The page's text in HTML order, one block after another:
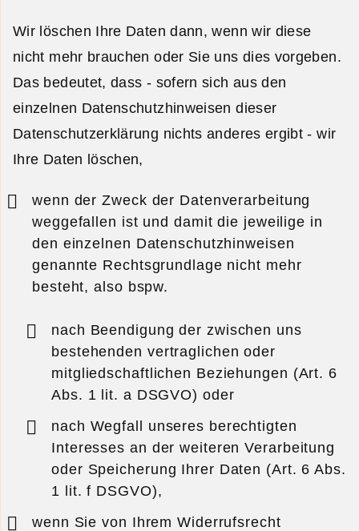
Wir löschen Ihre Daten dann, wenn wir diese
nicht mehr brauchen oder Sie uns dies vorgeben.
Das bedeutet, dass - sofern sich aus den
einzelnen Datenschutzhinweisen dieser
Datenschutzerklärung nichts anderes ergibt - wir
Ihre Daten löschen,
wenn der Zweck der Datenverarbeitung
weggefallen ist und damit die jeweilige in
den einzelnen Datenschutzhinweisen
genannte Rechtsgrundlage nicht mehr
besteht, also bspw.
nach Beendigung der zwischen uns
bestehenden vertraglichen oder
mitgliedschaftlichen Beziehungen (Art. 6
Abs. 1 lit. a DSGVO) oder
nach Wegfall unseres berechtigten
Interesses an der weiteren Verarbeitung
oder Speicherung Ihrer Daten (Art. 6 Abs.
1 lit. f DSGVO),
wenn Sie von Ihrem Widerrufsrecht